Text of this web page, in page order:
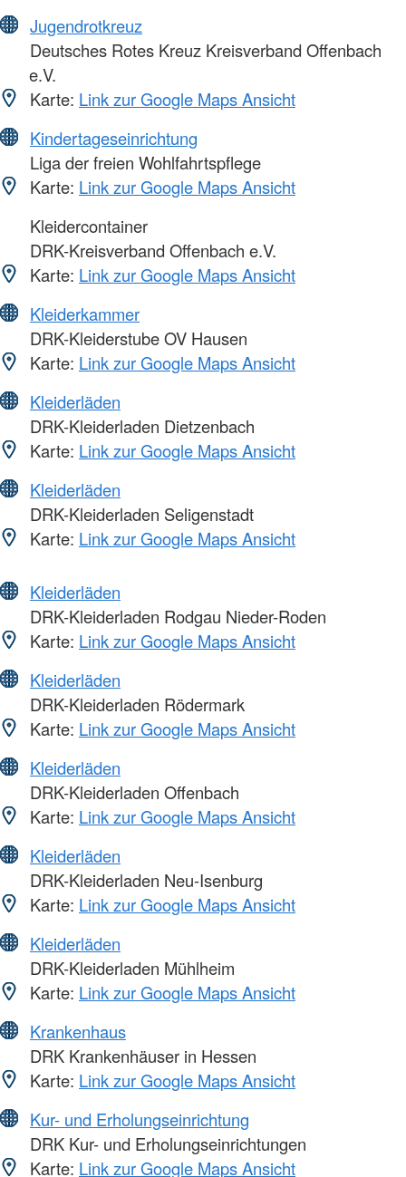
Jugendrotkreuz
Deutsches Rotes Kreuz Kreisverband Offenbach
e.V.
Karte: Link zur Google Maps Ansicht
Kindertageseinrichtung
Liga der freien Wohlfahrtspflege
Karte: Link zur Google Maps Ansicht
Kleidercontainer
DRK-Kreisverband Offenbach e.V.
Karte: Link zur Google Maps Ansicht
Kleiderkammer
DRK-Kleiderstube OV Hausen
Karte: Link zur Google Maps Ansicht
Kleiderläden
DRK-Kleiderladen Dietzenbach
Karte: Link zur Google Maps Ansicht
Kleiderläden
DRK-Kleiderladen Seligenstadt
Karte: Link zur Google Maps Ansicht
Kleiderläden
DRK-Kleiderladen Rodgau Nieder-Roden
Karte: Link zur Google Maps Ansicht
Kleiderläden
DRK-Kleiderladen Rödermark
Karte: Link zur Google Maps Ansicht
Kleiderläden
DRK-Kleiderladen Offenbach
Karte: Link zur Google Maps Ansicht
Kleiderläden
DRK-Kleiderladen Neu-Isenburg
Karte: Link zur Google Maps Ansicht
Kleiderläden
DRK-Kleiderladen Mühlheim
Karte: Link zur Google Maps Ansicht
Krankenhaus
DRK Krankenhäuser in Hessen
Karte: Link zur Google Maps Ansicht
Kur- und Erholungseinrichtung
DRK Kur- und Erholungseinrichtungen
Karte: Link zur Google Maps Ansicht